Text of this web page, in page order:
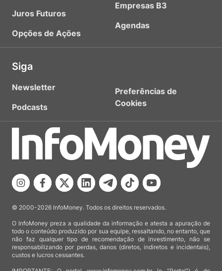
Juros Futuros
Opções de Ações
Empresas B3
Agendas
Siga
Newsletter
Podcasts
Preferências de
Cookies
© 2000-2026 InfoMoney. Todos os direitos reservados.
O InfoMoney preza a qualidade da informação e atesta a apuração de
todo o conteúdo produzido por sua equipe, ressaltando, no entanto, que
não faz qualquer tipo de recomendação de investimento, não se
responsabilizando por perdas, danos (diretos, indiretos e incidentais),
custos e lucros cessantes.